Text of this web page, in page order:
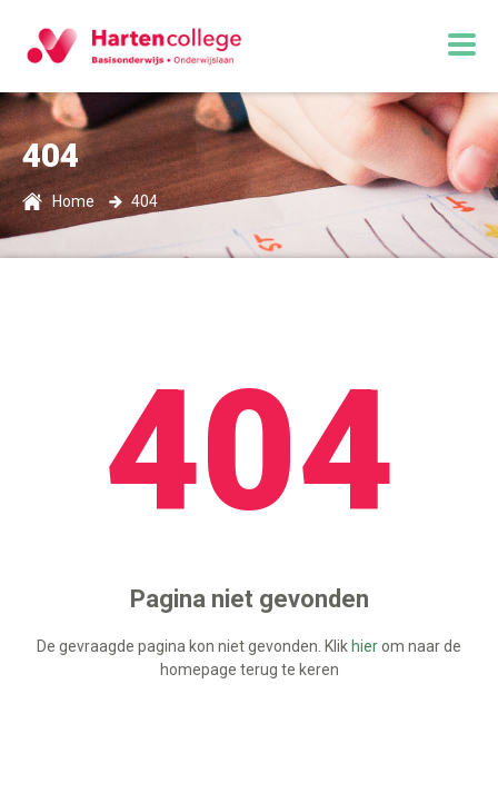
404
Home 404
404
Pagina niet gevonden
De gevraagde pagina kon niet gevonden. Klikhierom naar de
homepage terug te keren